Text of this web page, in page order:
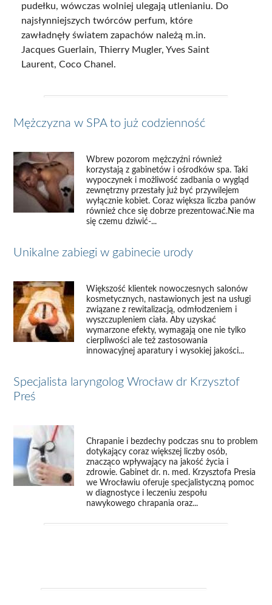
pudełku, wówczas wolniej ulegają utlenianiu. Do
najsłynniejszych twórców perfum, które
zawładnęły światem zapachów należą m.in.
Jacques Guerlain, Thierry Mugler, Yves Saint
Laurent, Coco Chanel.
Mężczyzna w SPA to już codzienność
Wbrew pozorom mężczyźni również
korzystają z gabinetów i ośrodków spa. Taki
wypoczynek i możliwość zadbania o wygląd
zewnętrzny przestały już być przywilejem
wyłącznie kobiet. Coraz większa liczba panów
również chce się dobrze prezentować.Nie ma
się czemu dziwić-...
Unikalne zabiegi w gabinecie urody
Większość klientek nowoczesnych salonów
kosmetycznych, nastawionych jest na usługi
związane z rewitalizacją, odmłodzeniem i
wyszczupleniem ciała. Aby uzyskać
wymarzone efekty, wymagają one nie tylko
cierpliwości ale też zastosowania
innowacyjnej aparatury i wysokiej jakości...
Specjalista laryngolog Wrocław dr Krzysztof
Preś
Chrapanie i bezdechy podczas snu to problem
dotykający coraz większej liczby osób,
znacząco wpływający na jakość życia i
zdrowie. Gabinet dr. n. med. Krzysztofa Presia
we Wrocławiu oferuje specjalistyczną pomoc
w diagnostyce i leczeniu zespołu
nawykowego chrapania oraz...